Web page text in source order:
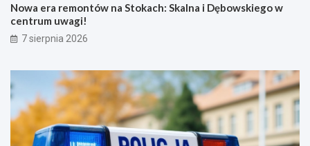
Nowa era remontów na Stokach: Skalna i Dębowskiego w
centrum uwagi!
7 sierpnia 2026